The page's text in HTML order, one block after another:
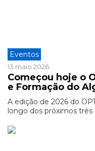
Eventos
13 maio 2026
Começou hoje o
e Formação do
A edição de 2026 do
longo dos próximos três